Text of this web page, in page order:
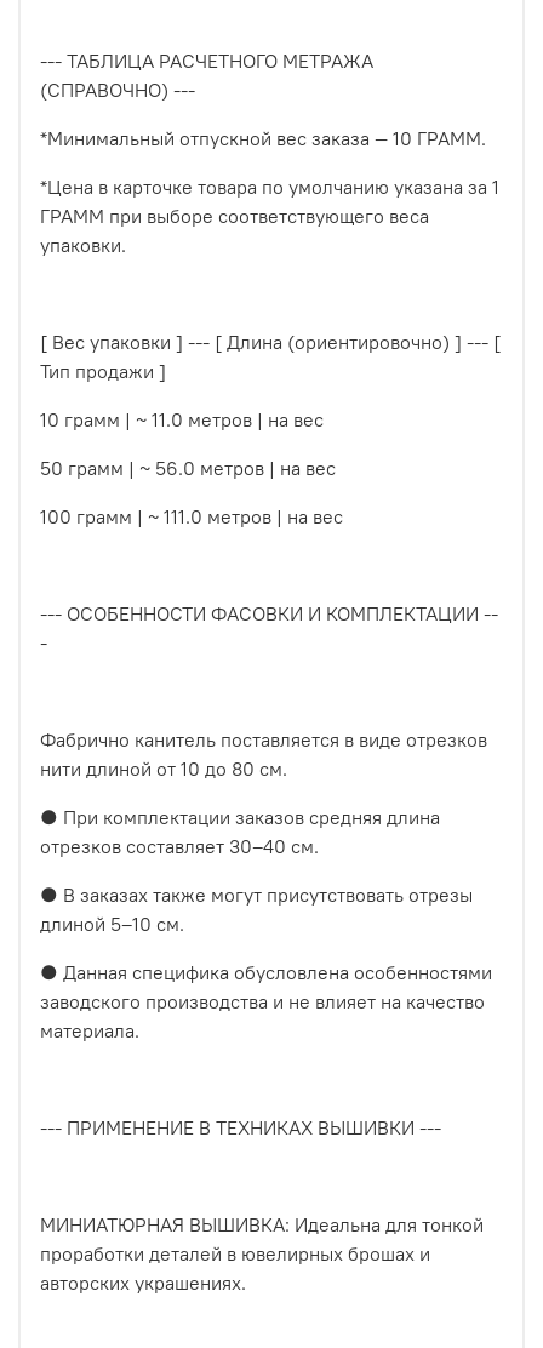
--- ТАБЛИЦА РАСЧЕТНОГО МЕТРАЖА
(СПРАВОЧНО) ---
*Минимальный отпускной вес заказа — 10 ГРАММ.
*Цена в карточке товара по умолчанию указана за 1
ГРАММ при выборе соответствующего веса
упаковки.
[ Вес упаковки ] --- [ Длина (ориентировочно) ] --- [
Тип продажи ]
10 грамм | ~ 11.0 метров | на вес
50 грамм | ~ 56.0 метров | на вес
100 грамм | ~ 111.0 метров | на вес
--- ОСОБЕННОСТИ ФАСОВКИ И КОМПЛЕКТАЦИИ --
-
Фабрично канитель поставляется в виде отрезков
нити длиной от 10 до 80 см.
● При комплектации заказов средняя длина
отрезков составляет 30–40 см.
● В заказах также могут присутствовать отрезы
длиной 5–10 см.
● Данная специфика обусловлена особенностями
заводского производства и не влияет на качество
материала.
--- ПРИМЕНЕНИЕ В ТЕХНИКАХ ВЫШИВКИ ---
МИНИАТЮРНАЯ ВЫШИВКА: Идеальна для тонкой
проработки деталей в ювелирных брошах и
авторских украшениях.